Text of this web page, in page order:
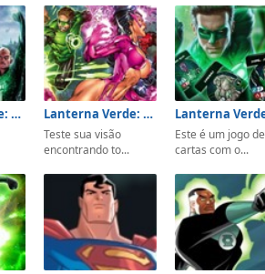
Lanterna Verde: Encontre os Animais Lanterna Verde: Encontre os Números
Teste sua visão
encontrando to...
Este é um jogo de
cartas com o...